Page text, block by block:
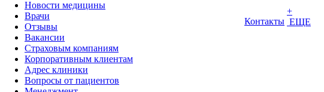
Новости медицины
Врачи
Отзывы
Вакансии
Страховым компаниям
Корпоративным клиентам
Адрес клиники
Вопросы от пациентов
Контакты
+
ЕЩЕ